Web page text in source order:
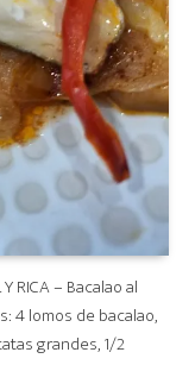
RICA – Bacalao al
4 lomos de bacalao,
grandes, 1/2